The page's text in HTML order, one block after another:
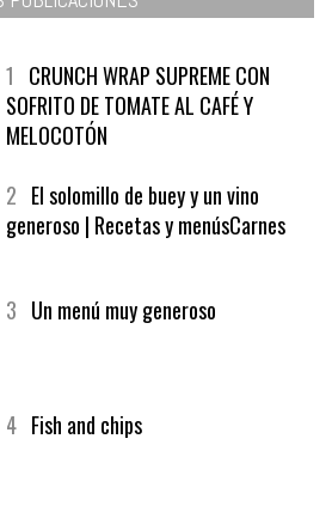
1 CRUNCH WRAP SUPREME CON
SOFRITO DE TOMATE AL CAFÉ Y
MELOCOTÓN
2 El solomillo de buey y un vino
generoso | Recetas y menúsCarnes
3 Un menú muy generoso
4 Fish and chips